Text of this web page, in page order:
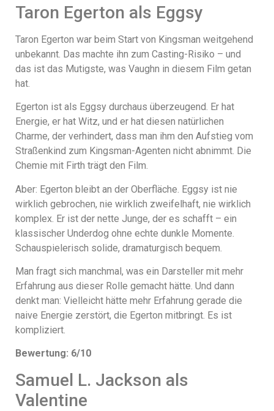
Taron Egerton als Eggsy
Taron Egerton war beim Start von Kingsman weitgehend
unbekannt. Das machte ihn zum Casting-Risiko – und
das ist das Mutigste, was Vaughn in diesem Film getan
hat.
Egerton ist als Eggsy durchaus überzeugend. Er hat
Energie, er hat Witz, und er hat diesen natürlichen
Charme, der verhindert, dass man ihm den Aufstieg vom
Straßenkind zum Kingsman-Agenten nicht abnimmt. Die
Chemie mit Firth trägt den Film.
Aber: Egerton bleibt an der Oberfläche. Eggsy ist nie
wirklich gebrochen, nie wirklich zweifelhaft, nie wirklich
komplex. Er ist der nette Junge, der es schafft – ein
klassischer Underdog ohne echte dunkle Momente.
Schauspielerisch solide, dramaturgisch bequem.
Man fragt sich manchmal, was ein Darsteller mit mehr
Erfahrung aus dieser Rolle gemacht hätte. Und dann
denkt man: Vielleicht hätte mehr Erfahrung gerade die
naive Energie zerstört, die Egerton mitbringt. Es ist
kompliziert.
Bewertung: 6/10
Samuel L. Jackson als
Valentine